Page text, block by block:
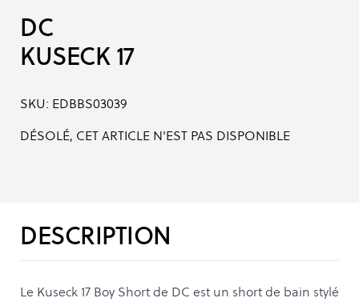
DC
KUSECK 17
SKU: EDBBS03039
DÉSOLÉ, CET ARTICLE N'EST PAS DISPONIBLE
DESCRIPTION
Le Kuseck 17 Boy Short de DC est un short de bain stylé